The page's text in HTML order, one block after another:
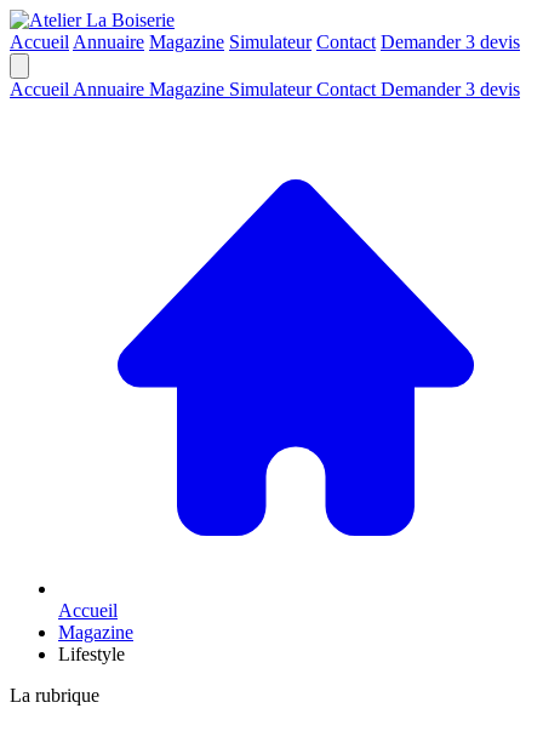
Accueil Annuaire Magazine Simulateur Contact Demander 3 devis
Accueil Annuaire Magazine SimulateurContact Demander 3 devis
Accueil
Magazine
Lifestyle
La rubrique